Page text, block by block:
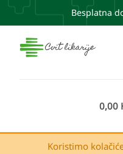
Besplatna
0,00
Koristimo